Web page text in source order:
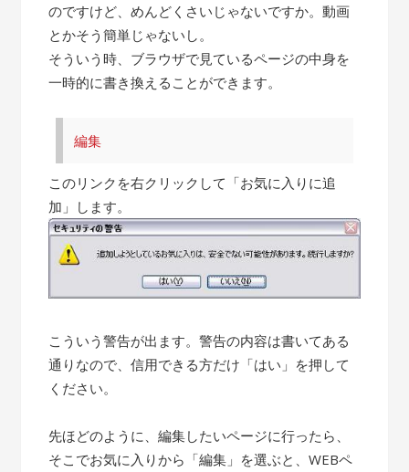
のですけど、めんどくさいじゃないですか。動画
とかそう簡単じゃないし。
そういう時、ブラウザで見ているページの中身を
一時的に書き換えることができます。
編集
このリンクを右クリックして「お気に入りに追
加」します。
こういう警告が出ます。警告の内容は書いてある
通りなので、信用できる方だけ「はい」を押して
ください。
先ほどのように、編集したいページに行ったら、
そこでお気に入りから「編集」を選ぶと、WEBペ